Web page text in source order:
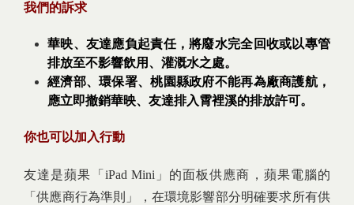
我們的訴求
華映、友達應負起責任，將廢水完全回收或以專管
排放至不影響飲用、灌溉水之處。
經濟部、環保署、桃園縣政府不能再為廠商護航，
應立即撤銷華映、友達排入霄裡溪的排放許可。
你也可以加入行動
友達是蘋果「iPad Mini」的面板供應商，蘋果電腦的
「供應商行為準則」，在環境影響部分明確要求所有供